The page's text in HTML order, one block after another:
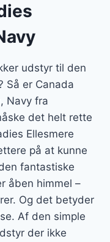
udstyr til den
Så er Canada
Navy fra
det helt rette
Ellesmere
på at kunne
fantastiske
åben himmel –
Og det betyder
Af den simple
der ikke